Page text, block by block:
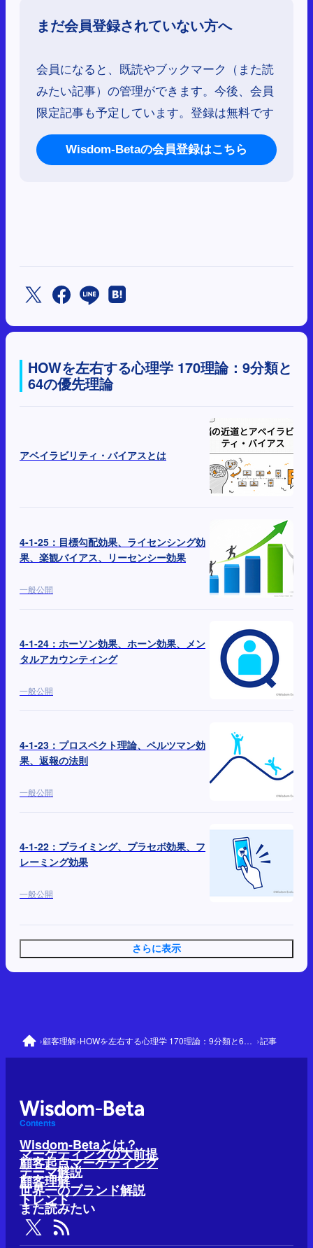
まだ会員登録されていない方へ
会員になると、既読やブックマーク（また読
みたい記事）の管理ができます。今後、会員
限定記事も予定しています。登録は無料です
Wisdom-Betaの会員登録はこちら
HOWを左右する心理学 170理論：9分類と
64の優先理論
アベイラビリティ・バイアスとは
4-1-25：目標勾配効果、ライセンシング効
果、楽観バイアス、リーセンシー効果
一般公開
4-1-24：ホーソン効果、ホーン効果、メン
タルアカウンティング
一般公開
4-1-23：プロスペクト理論、ペルツマン効
果、返報の法則
一般公開
4-1-22：プライミング、プラセボ効果、フ
レーミング効果
一般公開
さらに表示
›顧客理解› HOWを左右する心理学 170理論：9分類と64の優先理論 ›記事
Contents
Wisdom-Betaとは？
マーケティングの大前提
顧客起点マーケティング
テーマ解説
顧客理解
世界一のブランド解説
トレンド
また読みたい